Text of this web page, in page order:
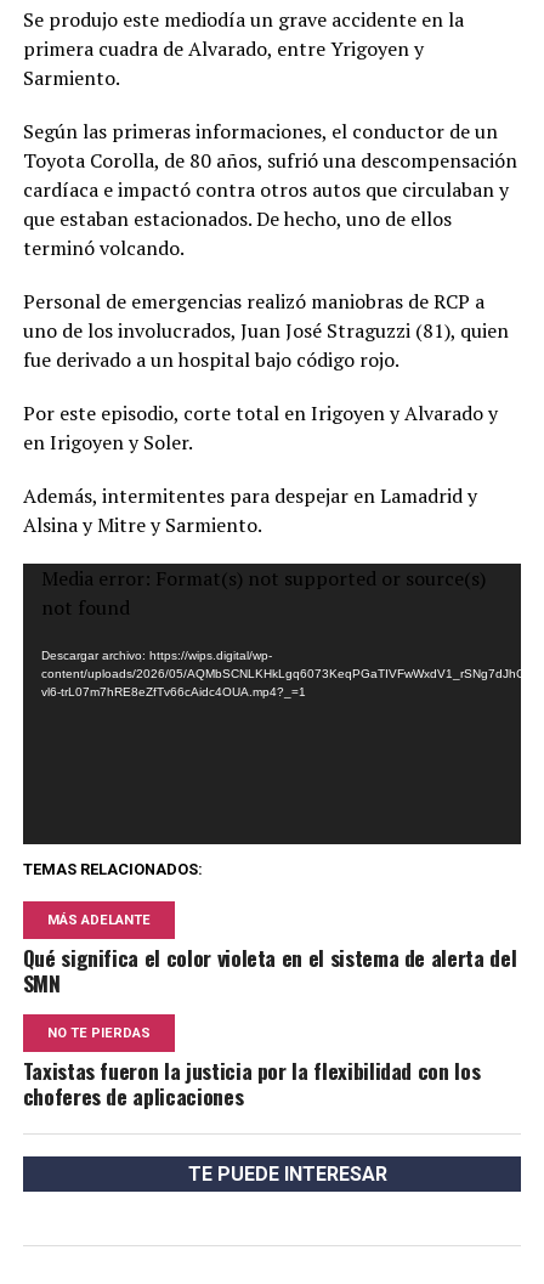
Se produjo este mediodía un grave accidente en la
primera cuadra de Alvarado, entre Yrigoyen y
Sarmiento.
Según las primeras informaciones, el conductor de un
Toyota Corolla, de 80 años, sufrió una descompensación
cardíaca e impactó contra otros autos que circulaban y
que estaban estacionados. De hecho, uno de ellos
terminó volcando.
Personal de emergencias realizó maniobras de RCP a
uno de los involucrados, Juan José Straguzzi (81), quien
fue derivado a un hospital bajo código rojo.
Por este episodio, corte total en Irigoyen y Alvarado y
en Irigoyen y Soler.
Además, intermitentes para despejar en Lamadrid y
Alsina y Mitre y Sarmiento.
Reproductor
Media error: Format(s) not supported or source(s)
not found
Descargar archivo: https://wips.digital/wp-
content/uploads/2026/05/
vl6-trL07m7hRE8eZfTv66cAidc4OUA.mp4?_=1
TEMAS RELACIONADOS:
MÁS ADELANTE
Qué significa el color violeta en el sistema de alerta del
SMN
NO TE PIERDAS
Taxistas fueron la justicia por la flexibilidad con los
choferes de aplicaciones
TE PUEDE INTERESAR